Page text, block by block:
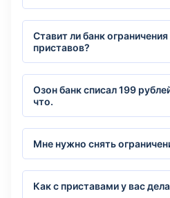
Ставит ли банк
приставов?
Озон банк списал 199
что.
Мне нужно снять
Как с приставами у вас